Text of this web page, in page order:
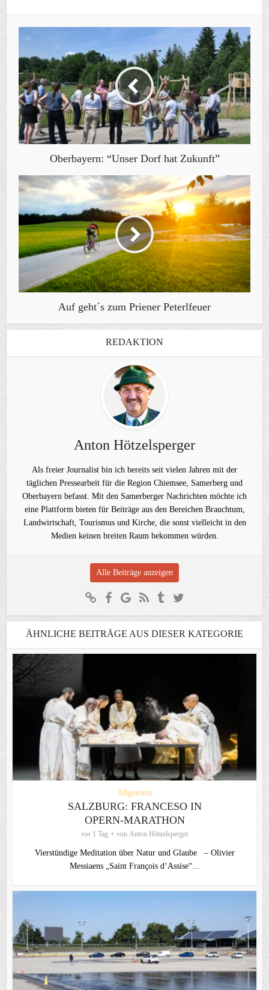
Oberbayern: “Unser Dorf hat Zukunft”
Auf geht´s zum Priener Peterlfeuer
REDAKTION
Anton Hötzelsperger
Als freier Journalist bin ich bereits seit vielen Jahren mit der
täglichen Pressearbeit für die Region Chiemsee, Samerberg und
Oberbayern befasst. Mit den Samerberger Nachrichten möchte ich
eine Plattform bieten für Beiträge aus den Bereichen Brauchtum,
Landwirtschaft, Tourismus und Kirche, die sonst vielleicht in den
Medien keinen breiten Raum bekommen würden.
Alle Beiträge anzeigen
ÄHNLICHE BEITRÄGE AUS DIESER KATEGORIE
Allgemein
SALZBURG: FRANCESO IN
OPERN-MARATHON
vor 1 Tag von Anton Hötzelsperger
Vierstündige Meditation über Natur und Glaube – Olivier
Messiaens „Saint François d‘Assise“...